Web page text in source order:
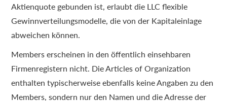
Aktienquote gebunden ist, erlaubt die LLC flexible
Gewinnverteilungsmodelle, die von der Kapitaleinlage
abweichen können.
Members erscheinen in den öffentlich einsehbaren
Firmenregistern nicht. Die Articles of Organization
enthalten typischerweise ebenfalls keine Angaben zu den
Members, sondern nur den Namen und die Adresse der